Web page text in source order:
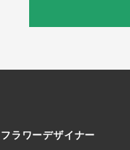
フラワーデザイナー